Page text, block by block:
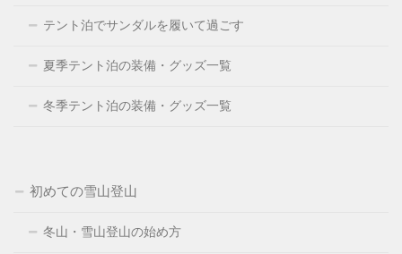
テント泊でサンダルを履いて過ごす
夏季テント泊の装備・グッズ一覧
冬季テント泊の装備・グッズ一覧
初めての雪山登山
冬山・雪山登山の始め方